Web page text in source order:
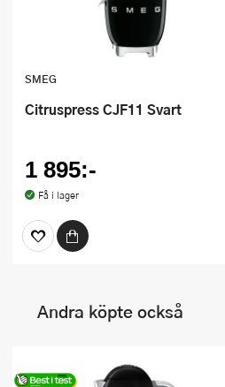
SMEG
Citruspress CJF11 Svart
1 895:-
Få i lager
Andra köpte också